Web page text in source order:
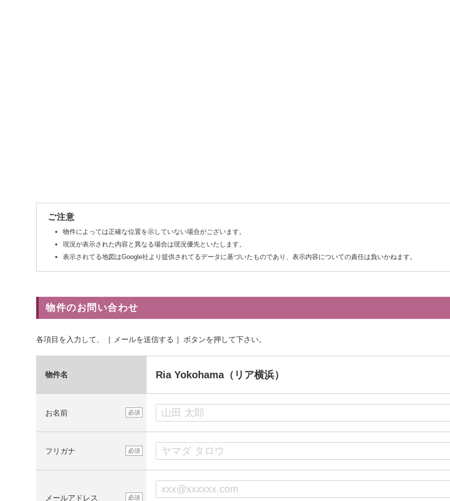
ご注意
物件によっては正確な位置を示していない場合がございます。
現況が表示された内容と異なる場合は現況優先といたします。
表示されてる地図はGoogle社より提供されてるデータに基づいたものであり、表示内容についての責任は負いかねます。
物件のお問い合わせ
各項目を入力して、［ メールを送信する ］ボタンを押して下さい。
物件名 Ria Yokohama（リア横浜）
お名前 必須
フリガナ 必須
メールアドレス 必須